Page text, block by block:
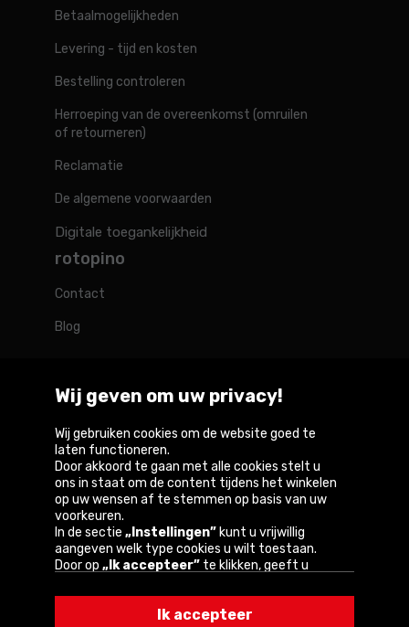
Betaalmogelijkheden
Levering - tijd en kosten
Bestelling controleren
Herroeping van de overeenkomst (omruilen
of retourneren)
Reclamatie
De algemene voorwaarden
Digitale toegankelijkheid
rotopino
Contact
Blog
Rotopino in de wereld
Belgique Deutschland France Nederland Österreich
Copyright © 2026
Wij geven om uw privacy!
Wij gebruiken cookies om de website goed te
laten functioneren.
Door akkoord te gaan met alle cookies stelt u
ons in staat om de content tijdens het winkelen
op uw wensen af te stemmen op basis van uw
voorkeuren.
In de sectie „Instellingen” kunt u vrijwillig
aangeven welk type cookies u wilt toestaan.
Door op „Ik accepteer” te klikken, geeft u
volgens de instellingen van uw browser.
U kunt uw keuze te allen tijde wijzigen door op
Ik accepteer